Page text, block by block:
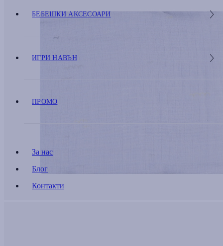
БЕБЕШКИ АКСЕСОАРИ
ИГРИ НАВЪН
ПРОМО
За нас
Блог
Контакти